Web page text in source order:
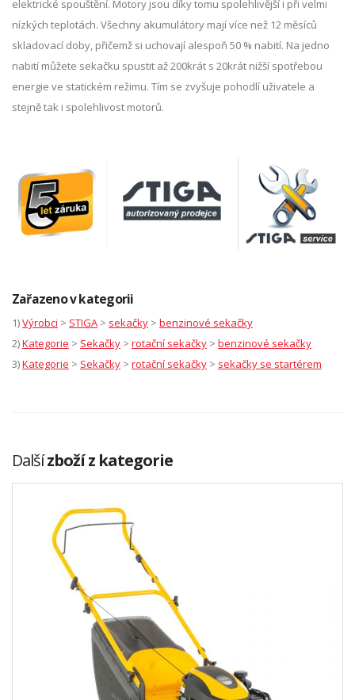
elektrické spouštění. Motory jsou díky tomu spolehlivější i při velmi
nízkých teplotách. Všechny akumulátory mají více než 12 měsíců
skladovací doby, přičemž si uchovají alespoň 50 % nabití. Na jedno
nabití můžete sekačku spustit až 200krát s 20krát nižší spotřebou
energie ve statickém režimu. Tím se zvyšuje pohodlí uživatele a
stejně tak i spolehlivost motorů.
Zařazeno v kategorii
1)Výrobci > STIGA > sekačky > benzinové sekačky
2)Kategorie > Sekačky > rotační sekačky > benzinové sekačky
3)Kategorie > Sekačky > rotační sekačky > sekačky se startérem
Dalšízboží z kategorie